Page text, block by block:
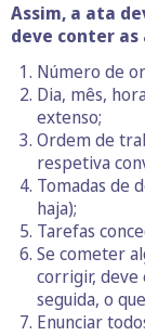
Assim, a ata
deve conter
Número de
Dia, mês,
extenso;
Ordem de
respetiva
Tomadas de
haja);
Tarefas
Se cometer
corrigir, deve
seguida, o
Enunciar